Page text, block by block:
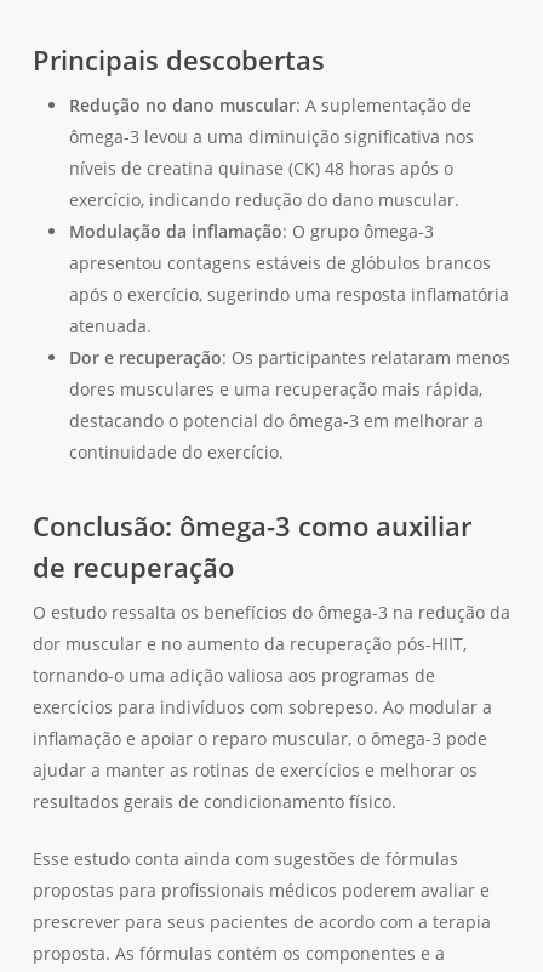
Principais descobertas
Redução no dano muscular: A suplementação de
ômega-3 levou a uma diminuição significativa nos
níveis de creatina quinase (CK) 48 horas após o
exercício, indicando redução do dano muscular.
Modulação da inflamação: O grupo ômega-3
apresentou contagens estáveis de glóbulos brancos
após o exercício, sugerindo uma resposta inflamatória
atenuada.
Dor e recuperação: Os participantes relataram menos
dores musculares e uma recuperação mais rápida,
destacando o potencial do ômega-3 em melhorar a
continuidade do exercício.
Conclusão: ômega-3 como auxiliar
de recuperação
O estudo ressalta os benefícios do ômega-3 na redução da
dor muscular e no aumento da recuperação pós-HIIT,
tornando-o uma adição valiosa aos programas de
exercícios para indivíduos com sobrepeso. Ao modular a
inflamação e apoiar o reparo muscular, o ômega-3 pode
ajudar a manter as rotinas de exercícios e melhorar os
resultados gerais de condicionamento físico.
Esse estudo conta ainda com sugestões de fórmulas
propostas para profissionais médicos poderem avaliar e
prescrever para seus pacientes de acordo com a terapia
proposta. As fórmulas contém os componentes e a